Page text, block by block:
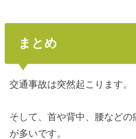
まとめ
交通事故は突然起こります。
そして、首や背中、腰など
が多いです。